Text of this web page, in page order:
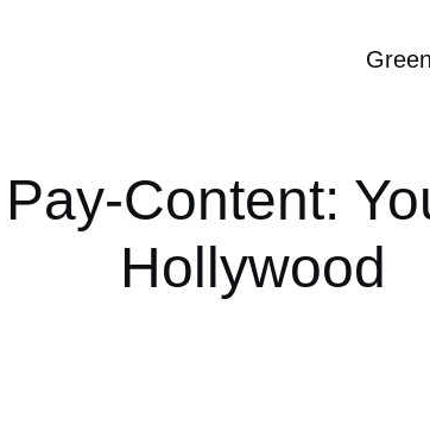
Content:
Hollywood